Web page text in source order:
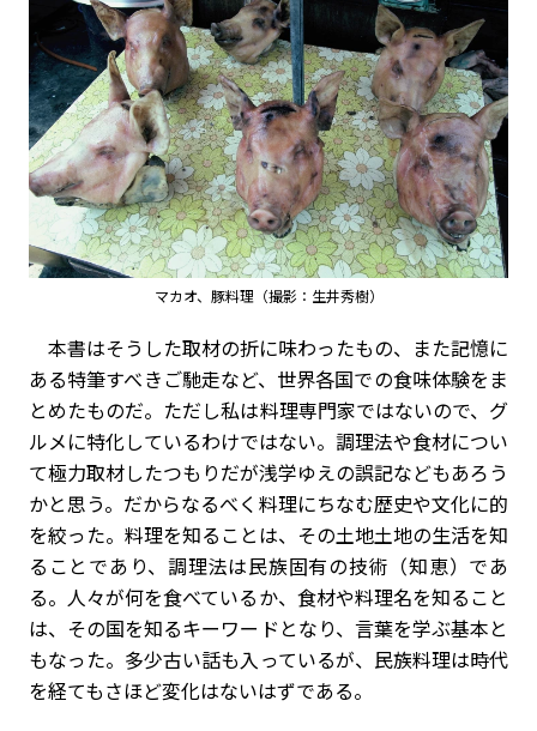
マカオ、豚料理（撮影：生井秀樹）
本書はそうした取材の折に味わったもの、また記憶に
ある特筆すべきご馳走など、世界各国での食味体験をま
とめたものだ。ただし私は料理専門家ではないので、グ
ルメに特化しているわけではない。調理法や食材につい
て極力取材したつもりだが浅学ゆえの誤記などもあろう
かと思う。だからなるべく料理にちなむ歴史や文化に的
を絞った。料理を知ることは、その土地土地の生活を知
ることであり、調理法は民族固有の技術（知恵）であ
る。人々が何を食べているか、食材や料理名を知ること
は、その国を知るキーワードとなり、言葉を学ぶ基本と
もなった。多少古い話も入っているが、民族料理は時代
を経てもさほど変化はないはずである。